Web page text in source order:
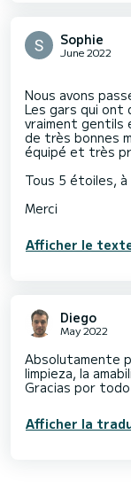
Sophie
June 2022
Nous avons
Les gars qui
vraiment gentils
de très bonnes
équipé et très
Tous 5 étoiles,
Afficher le
Diego
May 2022
Absolutamente
limpieza, la
Gracias por todo
Afficher la